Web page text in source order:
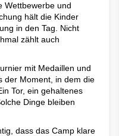
Wettbewerbe und
hält die Kinder
in den Tag. Nicht
zählt auch
mit Medaillen und
der Moment, in dem die
Tor, ein gehaltenes
Dinge bleiben
dass das Camp klare